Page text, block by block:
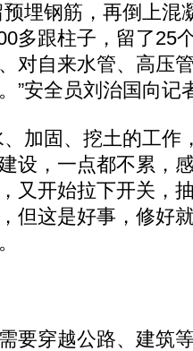
埋钢筋，再倒上混
多跟柱子，留了25
对自来水管、高压
”安全员刘治国向记
加固、挖土的工作
设，一点都不累，
又开始拉下开关，
但这是好事，修好
穿越公路、建筑